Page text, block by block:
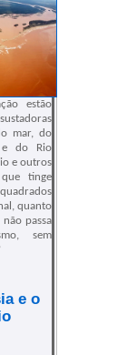
estão
mar, do
e do Rio
e outros
tinge
quanto
passa
sem
e o